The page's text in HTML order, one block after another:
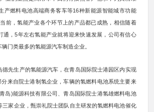
产燃料电池高端商务客车等16种新能源智能城市功能
前，氢能产业各个环节上的产品都已成熟，相信随着
通，5年左右氢能产业就将迎来快速发展，公司有信心
门类最多的氢能源汽车制造企业。
德先生产的氢能源汽车，在青岛国际院士港园区内实现
分来自院士港制氢企业，车辆的氢燃料电池系统主要来
岛)能源科技有限公司、青岛国际院士港氢雄燃料电池
三家企业，甄崇礼院士团队自主研发的氢燃料电池催化